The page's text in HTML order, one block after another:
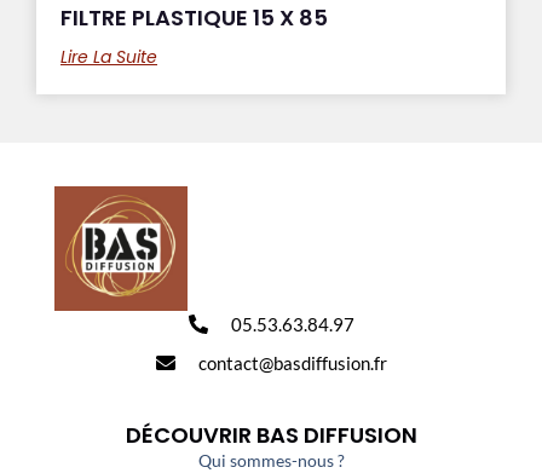
FILTRE PLASTIQUE 15 X 85
Lire La Suite
05.53.63.84.97
contact@basdiffusion.fr
DÉCOUVRIR BAS DIFFUSION
Qui sommes-nous ?